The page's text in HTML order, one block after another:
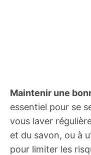
Maintenir une
essentiel pour se
vous laver
et du savon, ou à
pour limiter les